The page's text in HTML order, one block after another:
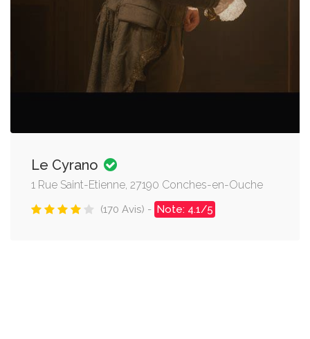
Le Cyrano
1 Rue Saint-Etienne, 27190 Conches-en-Ouche
(170 Avis) - Note: 4.1/5